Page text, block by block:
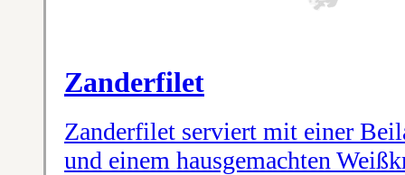
Zanderfilet
Zanderfilet serviert mit einer
und einem hausgemachten